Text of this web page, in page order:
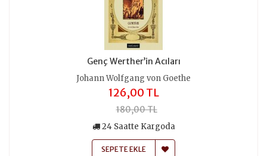
Genç Werther’in Acıları
Johann Wolfgang von Goethe
126,00 TL
180,00 TL
24 Saatte Kargoda
SEPETE EKLE